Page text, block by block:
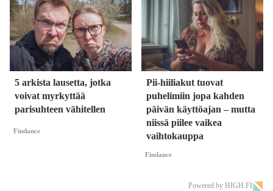
5 arkista lausetta, jotka
voivat myrkyttää
parisuhteen vähitellen
Findance
Pii-hiiliakut tuovat
puhelimiin jopa kahden
päivän käyttöajan – mutta
niissä piilee vaikea
vaihtokauppa
Findance
Powered by HIGH.FI